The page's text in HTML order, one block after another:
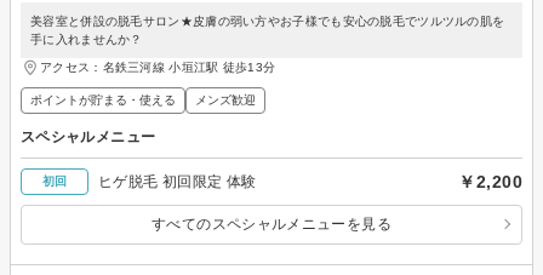
美容室と併設の脱毛サロン★皮膚の弱い方やお子様でも安心の脱毛でツルツルの肌を
手に入れませんか？
アクセス：名鉄三河線 小垣江駅 徒歩13分
ポイントが貯まる・使える メンズ歓迎
スペシャルメニュー
初回 ヒゲ脱毛 初回限定 体験 ￥2,200
すべてのスペシャルメニューを見る